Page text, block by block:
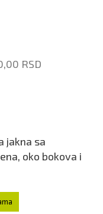
RSD
jakna sa
oko bokova i